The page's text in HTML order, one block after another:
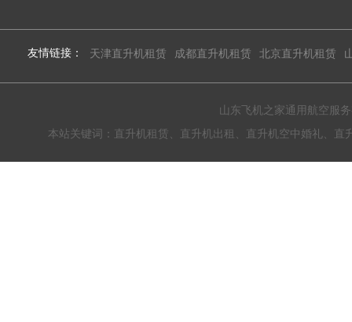
友情链接： 天津直升机租赁 成都直升机租赁 北京直升机租赁
山东飞机之家通用航空服
本站关键词：直升机租赁、直升机出租、直升机空中婚礼、